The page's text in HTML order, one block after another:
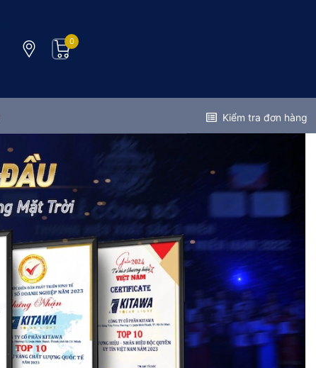
0
Kiểm tra đơn hàng